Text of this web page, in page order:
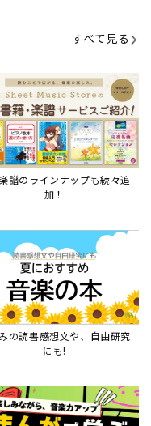
すべて見る
譜のラインナップも続々追
加！
の読書感想文や、自由研究
にも!